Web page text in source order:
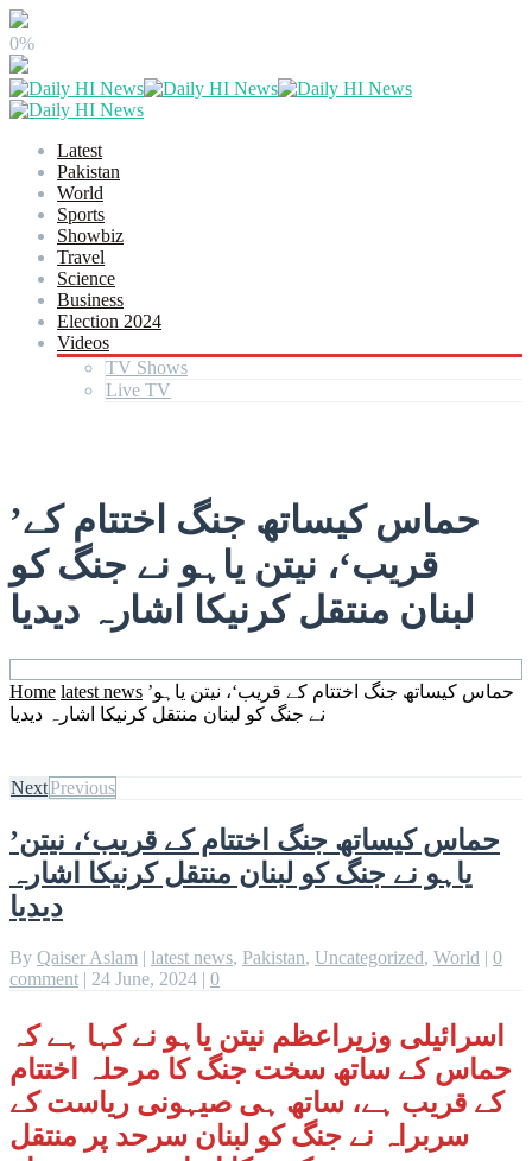
0%
Latest
Pakistan
World
Sports
Showbiz
Travel
Science
Business
Election 2024
Videos
TV Shows
Live TV
’حماس کیساتھ جنگ اختتام کے
قریب‘، نیتن یاہو نے جنگ کو
لبنان منتقل کرنیکا اشارہ دیدیا
Home latest news ’حماس کیساتھ جنگ اختتام کے قریب‘، نیتن یاہو
نے جنگ کو لبنان منتقل کرنیکا اشارہ دیدیا
NextPrevious
’حماس کیساتھ جنگ اختتام کے قریب‘، نیتن
یاہو نے جنگ کو لبنان منتقل کرنیکا اشارہ
دیدیا
By Qaiser Aslam | latest news, Pakistan, Uncategorized, World | 0
comment | 24 June, 2024 | 0
اسرائیلی وزیراعظم نیتن یاہو نے کہا ہے کہ
حماس کے ساتھ سخت جنگ کا مرحلہ اختتام
کے قریب ہے، ساتھ ہی صیہونی ریاست کے
سربراہ نے جنگ کو لبنان سرحد پر منتقل